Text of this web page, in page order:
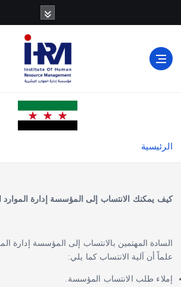
الرئيسية
كيف يمكنك الانتساب إلى المؤسسة إدارة الموارد
السادة المهتمين بالانتساب إلى المؤسسة إدارة
علماً أن آلية الانتساب كما يلي:
إملاء طلب الانتساب المؤسسة.